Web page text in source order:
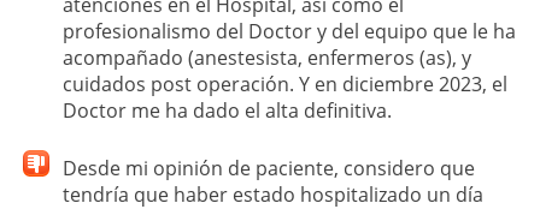
profesionalismo del Doctor y del equipo que le ha
acompañado (anestesista, enfermeros (as), y
cuidados post operación. Y en diciembre 2023, el
Doctor me ha dado el alta definitiva.
Desde mi opinión de paciente, considero que
tendría que haber estado hospitalizado un día